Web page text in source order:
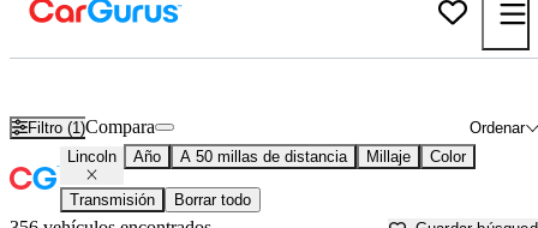
Filtro (1) Ordenar
Compara
Lincoln Año A 50 millas de distancia Millaje Color
Transmisión Borrar todo